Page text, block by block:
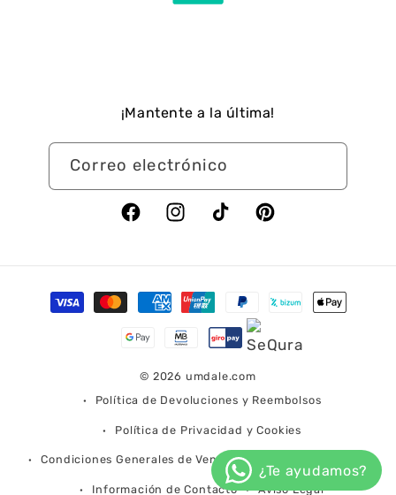
¡Mantente a la última!
Correo electrónico
FacebookInstagramTikTok Pinterest
Formas
de
© 2026 umdale.com
Política de Devoluciones y Reembolsos
Política de Privacidad y Cookies
Condiciones Generales de Venta Condiciones de Envío
Información de Contacto Aviso Legal